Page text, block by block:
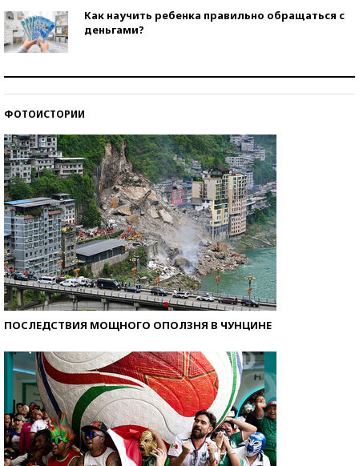
Как научить ребенка правильно обращаться с
деньгами?
ФОТОИСТОРИИ
ПОСЛЕДСТВИЯ МОЩНОГО ОПОЛЗНЯ В ЧУНЦИНЕ